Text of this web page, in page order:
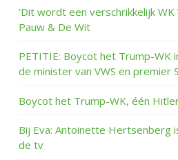
‘Dit wordt een verschrikkelijk WK
Pauw & De Wit
PETITIE: Boycot het Trump-WK
de minister van VWS en premier
Boycot het Trump-WK, één
Bij Eva: Antoinette Hertsenberg
de tv